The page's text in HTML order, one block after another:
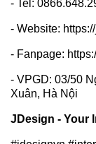
- Tel:
- Website:
- Fanpage:
- VPGD: 03/50
Xuân, Hà Nội
JDesign - Your